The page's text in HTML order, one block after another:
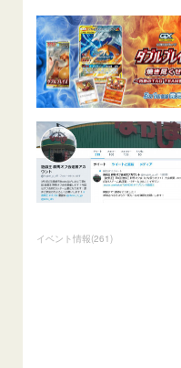
イベント情報(261)